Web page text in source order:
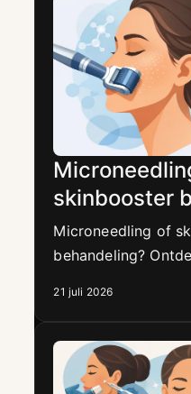
skinbooster
Microneedling of
behandeling?
pigment,
21 juli 2026